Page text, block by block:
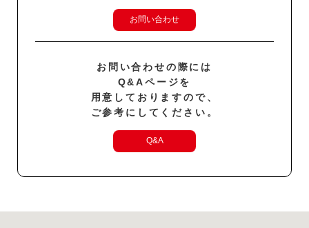
お問い合わせ
お問い合わせの際には
Q&Aページを
用意しておりますので、
ご参考にしてください。
Q&A